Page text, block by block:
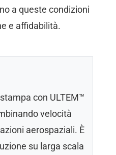
a queste condizioni
e affidabilità.
con ULTEM™
velocità
aerospaziali. È
su larga scala